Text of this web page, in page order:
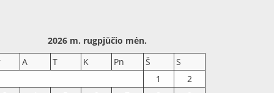
2026 m. rugpjūčio mėn.
A T K Pn Š
S
1
2